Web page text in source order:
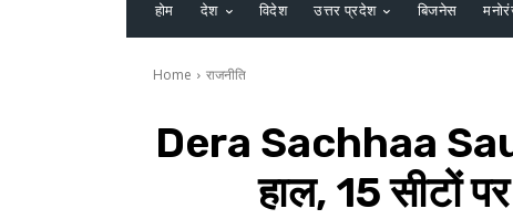
होम देश विदेश उत्तर प्रदेश बिजनेस
Home राजनीति
Dera Sachhaa
हाल, 15 सीटों